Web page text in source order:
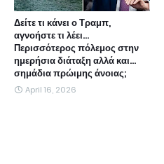
Δείτε τι κάνει ο Τραμπ,
αγνοήστε τι λέει...
Περισσότερος πόλεμος στην
ημερήσια διάταξη αλλά και...
σημάδια πρώιμης άνοιας;
April 16, 2026